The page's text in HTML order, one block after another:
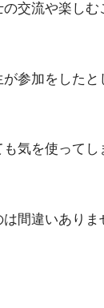
交流や楽し
参加をした
気を使って
間違いありま